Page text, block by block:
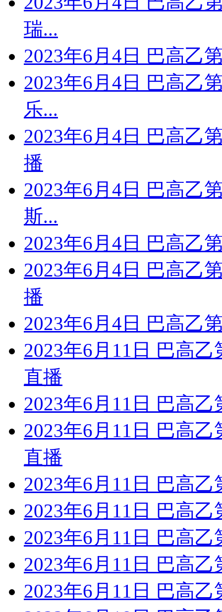
瑞...
2023年6月4日 巴高乙
2023年6月4日 巴高乙
乐...
2023年6月4日 巴高乙
播
2023年6月4日 巴高乙
斯...
2023年6月4日 巴高乙
2023年6月4日 巴高乙
播
2023年6月4日 巴高乙
2023年6月11日 巴高
直播
2023年6月11日 巴高
2023年6月11日 巴高
直播
2023年6月11日 巴高
2023年6月11日 巴高
2023年6月11日 巴高
2023年6月11日 巴高
2023年6月11日 巴高